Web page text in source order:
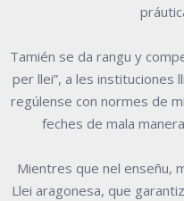
Tamién se da rangu y
per llei”, a les instituciones
regúlense con normes de
feches de mala
Mientres que nel enseñu,
Llei aragonesa, que